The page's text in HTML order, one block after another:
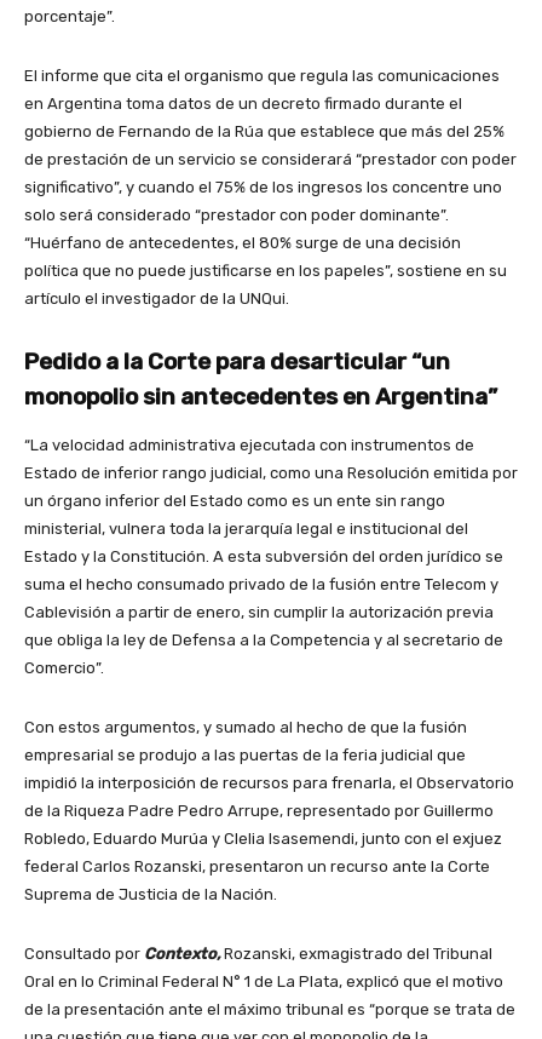
porcentaje”.
El informe que cita el organismo que regula las comunicaciones
en Argentina toma datos de un decreto firmado durante el
gobierno de Fernando de la Rúa que establece que más del 25%
de prestación de un servicio se considerará “prestador con poder
significativo”, y cuando el 75% de los ingresos los concentre uno
solo será considerado “prestador con poder dominante”.
“Huérfano de antecedentes, el 80% surge de una decisión
política que no puede justificarse en los papeles”, sostiene en su
artículo el investigador de la UNQui.
Pedido a la Corte para desarticular “un
monopolio sin antecedentes en Argentina”
“La velocidad administrativa ejecutada con instrumentos de
Estado de inferior rango judicial, como una Resolución emitida por
un órgano inferior del Estado como es un ente sin rango
ministerial, vulnera toda la jerarquía legal e institucional del
Estado y la Constitución. A esta subversión del orden jurídico se
suma el hecho consumado privado de la fusión entre Telecom y
Cablevisión a partir de enero, sin cumplir la autorización previa
que obliga la ley de Defensa a la Competencia y al secretario de
Comercio”.
Con estos argumentos, y sumado al hecho de que la fusión
empresarial se produjo a las puertas de la feria judicial que
impidió la interposición de recursos para frenarla, el Observatorio
de la Riqueza Padre Pedro Arrupe, representado por Guillermo
Robledo, Eduardo Murúa y Clelia Isasemendi, junto con el exjuez
federal Carlos Rozanski, presentaron un recurso ante la Corte
Suprema de Justicia de la Nación.
Consultado por Contexto, Rozanski, exmagistrado del Tribunal
Oral en lo Criminal Federal N° 1 de La Plata, explicó que el motivo
de la presentación ante el máximo tribunal es “porque se trata de